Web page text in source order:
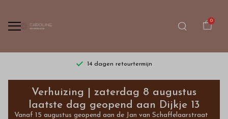
0
14 dagen retourtermijn
Atlanta
Mocassins
Verhuizing | zaterdag 8 augustus
laatste dag geopend aan Dijkje 13
Vanaf 15 augustus geopend aan de Jan van Schaffelaarstraat